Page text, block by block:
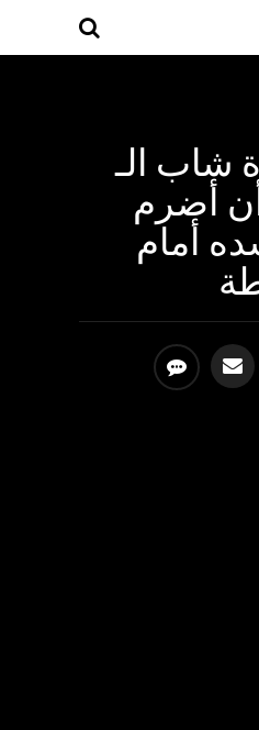
شاب الـ
أن أضرم
أمام